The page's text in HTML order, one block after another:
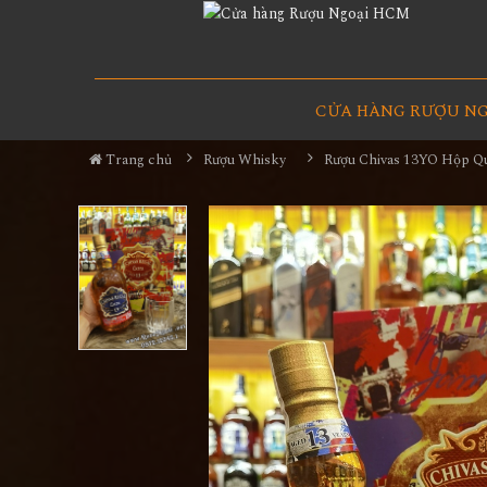
CỬA HÀNG RƯỢU
Trang chủ Rượu Whisky